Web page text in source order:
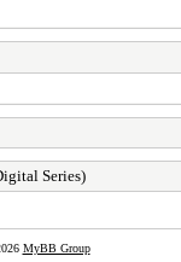
Series)
MyBB Group